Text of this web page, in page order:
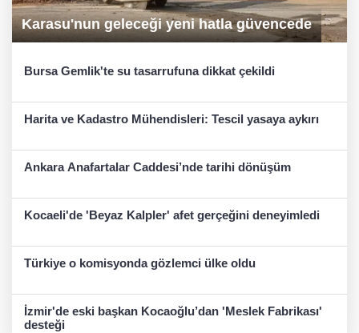
Karasu'nun geleceği yeni hatla güvencede
Bursa Gemlik'te su tasarrufuna dikkat çekildi
Harita ve Kadastro Mühendisleri: Tescil yasaya aykırı
Ankara Anafartalar Caddesi’nde tarihi dönüşüm
Kocaeli'de 'Beyaz Kalpler' afet gerçeğini deneyimledi
Türkiye o komisyonda gözlemci ülke oldu
İzmir'de eski başkan Kocaoğlu’dan 'Meslek Fabrikası'
desteği